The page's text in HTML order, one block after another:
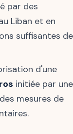
par des
Liban et en
suffisantes de
d'une
initiée par une
mesures de